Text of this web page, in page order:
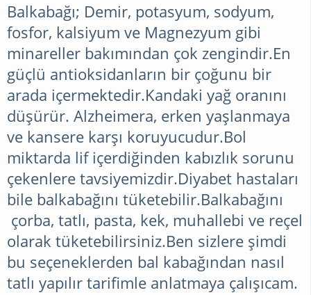
Balkabağı; Demir, potasyum, sodyum,
fosfor, kalsiyum ve Magnezyum gibi
minareller bakımından çok zengindir.En
güçlü antioksidanların bir çoğunu bir
arada içermektedir.Kandaki yağ oranını
düşürür. Alzheimera, erken yaşlanmaya
ve kansere karşı koruyucudur.Bol
miktarda lif içerdiğinden kabızlık sorunu
çekenlere tavsiyemizdir.Diyabet hastaları
bile balkabağını tüketebilir.Balkabağını
çorba, tatlı, pasta, kek, muhallebi ve reçel
olarak tüketebilirsiniz.Ben sizlere şimdi
bu seçeneklerden bal kabağından nasıl
tatlı yapılır tarifimle anlatmaya çalışıcam.